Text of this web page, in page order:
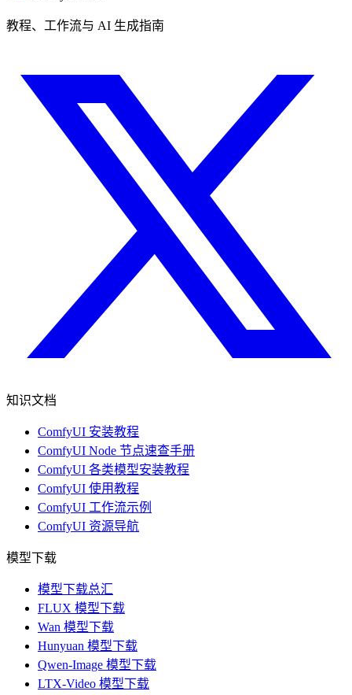
教程、工作流与 AI 生成指南
知识文档
ComfyUI 安装教程
ComfyUI Node 节点速查手册
ComfyUI 各类模型安装教程
ComfyUI 使用教程
ComfyUI 工作流示例
ComfyUI 资源导航
模型下载
模型下载总汇
FLUX 模型下载
Wan 模型下载
Hunyuan 模型下载
Qwen-Image 模型下载
LTX-Video 模型下载